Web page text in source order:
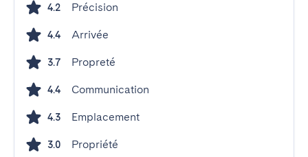
4.2 Précision
4.4 Arrivée
3.7 Propreté
4.4 Communication
4.3 Emplacement
3.0 Propriété